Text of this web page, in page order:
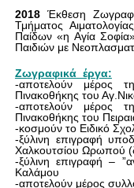
2018Έκθεση
Τμήματος
Παίδων «η Αγία
Παιδιών με
Ζωγραφικά έργα:
-αποτελούν μέρος
Πινακοθήκης του
-αποτελούν μέρος
Πινακοθήκης του
-κοσμούν το Ειδικό
-ξύλινη επιγραφή
Χαλκουτσίου Ωρωπού
-ξύλινη επιγραφή –
Καλάμου
-αποτελούν μέρος